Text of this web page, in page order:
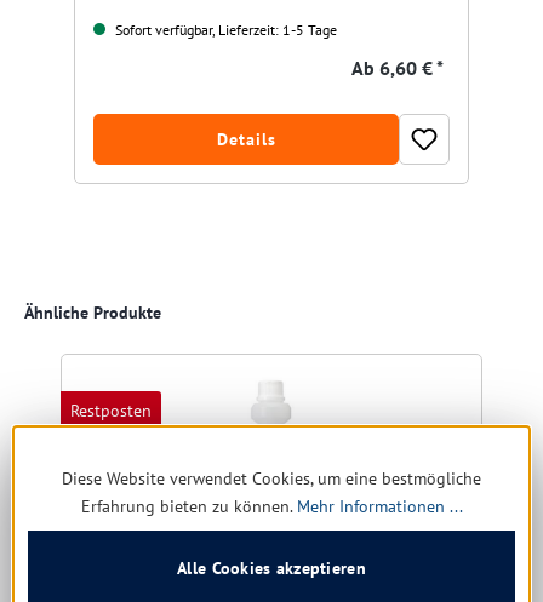
Sofort verfügbar, Lieferzeit: 1-5 Tage
Ab 6,60 € *
Details
Produktgalerie überspringen
Ähnliche Produkte
Restposten
Diese Website verwendet Cookies, um eine bestmögliche
Erfahrung bieten zu können. Mehr Informationen ...
Alle Cookies akzeptieren